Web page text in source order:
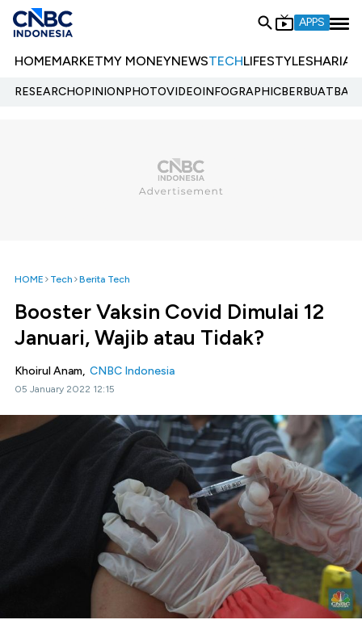
APPS
HOMEMARKETMY MONEYNEWSTECHLIFESTYLESHARIA
RESEARCHOPINIONPHOTOVIDEOINFOGRAPHIC
HOME Tech Berita Tech
Booster Vaksin Covid Dimulai 12
Januari, Wajib atau Tidak?
Khoirul Anam, CNBC Indonesia
05 January 2022 12:15